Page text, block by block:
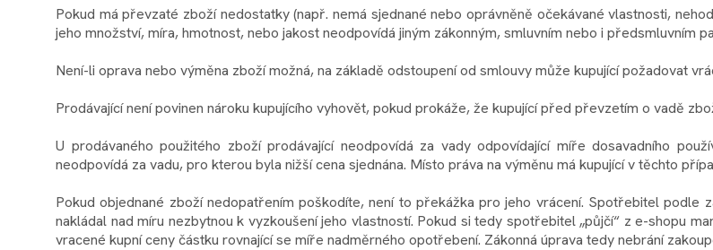
Pokud má převzaté zboží nedostatky (např. nemá sjednané nebo oprávněně očekávané vlastnosti,
jeho množství, míra, hmotnost, nebo jakost neodpovídá jiným zákonným, smluvním nebo i předsmluvním
Není-li oprava nebo výměna zboží možná, na základě odstoupení od smlouvy může kupující požadovat
Prodávající není povinen nároku kupujícího vyhovět, pokud prokáže, že kupující před převzetím o vadě
U prodávaného použitého zboží prodávající neodpovídá za vady odpovídající míře dosavadního
neodpovídá za vadu, pro kterou byla nižší cena sjednána. Místo práva na výměnu má kupující v těchto
Pokud objednané zboží nedopatřením poškodíte, není to překážka pro jeho vrácení. Spotřebitel podle
nakládal nad míru nezbytnou k vyzkoušení jeho vlastností. Pokud si tedy spotřebitel „půjčí“ z e-shopu
vracené kupní ceny částku rovnající se míře nadměrného opotřebení. Zákonná úprava tedy nebrání